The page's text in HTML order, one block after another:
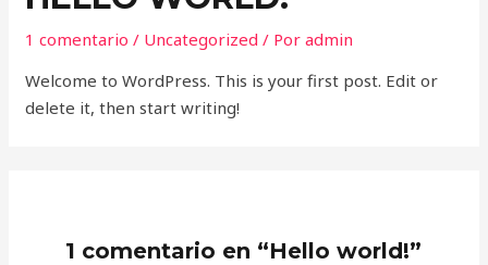
1 comentario / Uncategorized / Poradmin
Welcome to WordPress. This is your first post. Edit or
delete it, then start writing!
1 comentario en “Hello world!”